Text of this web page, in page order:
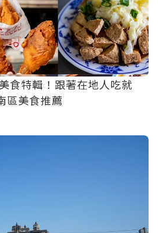
食特輯！跟著在地人吃就
區美食推薦